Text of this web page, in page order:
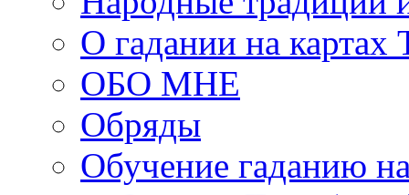
О гадании на картах
ОБО МНЕ
Обряды
Обучение гаданию